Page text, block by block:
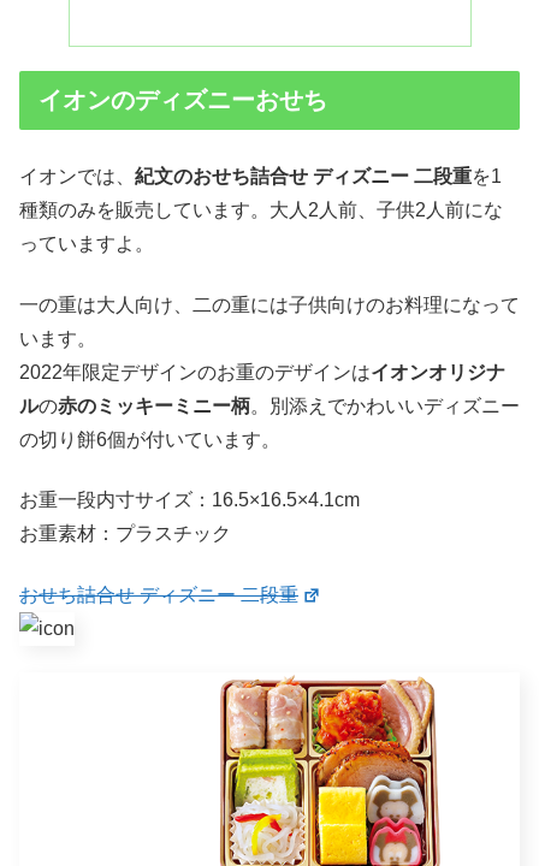
イオンのディズニーおせち
イオンでは、 紀文のおせち詰合せ ディズニー 二段重を1
種類のみを販売しています。大人2人前、子供2人前にな
っていますよ。
一の重は大人向け、二の重には子供向けのお料理になって
います。
2022年限定デザインのお重のデザインはイオンオリジナ
ルの赤のミッキーミニー柄。別添えでかわいいディズニー
の切り餅6個が付いています。
お重一段内寸サイズ：16.5×16.5×4.1cm
お重素材：プラスチック
おせち詰合せ ディズニー 二段重